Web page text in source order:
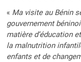
« Ma visite au Bénin
gouvernement
matière d’éducation
la malnutrition
enfants et de